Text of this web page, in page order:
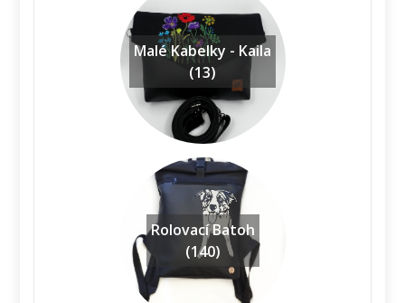
Malé Kabelky - Kaila
(13)
Rolovací Batoh
(140)